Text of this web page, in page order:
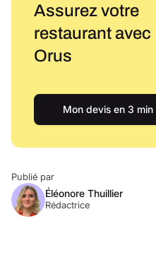
Assurez votre
restaurant avec
Orus
Mon devis en 3 min
Publié par
Éléonore Thuillier
Rédactrice